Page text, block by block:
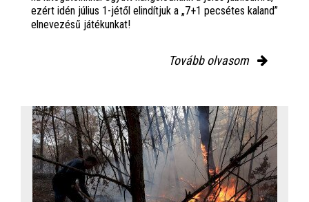
ezért idén július 1-jétől elindítjuk a „7+1 pecsétes kaland”
elnevezésű játékunkat!
Tovább olvasom